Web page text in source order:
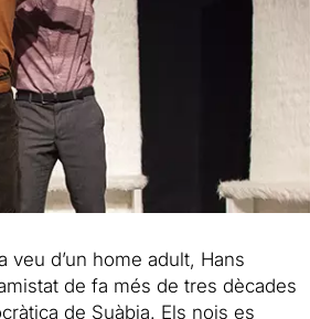
d’un home adult, Hans
de fa més de tres dècades
de Suàbia. Els nois es